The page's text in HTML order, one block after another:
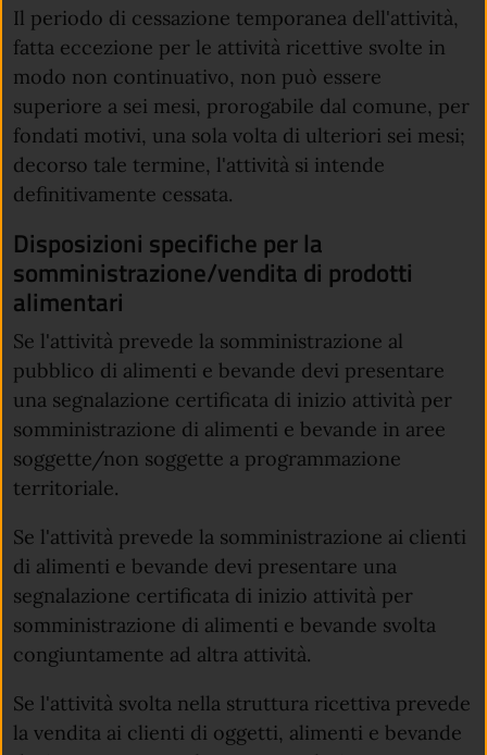
Il periodo di cessazione temporanea dell'attività,
fatta eccezione per le attività ricettive svolte in
modo non continuativo, non può essere
superiore a sei mesi, prorogabile dal comune, per
fondati motivi, una sola volta di ulteriori sei mesi;
decorso tale termine, l'attività si intende
definitivamente cessata.
Disposizioni specifiche per la
somministrazione/vendita di prodotti
alimentari
Se l'attività prevede la somministrazione al
pubblico di alimenti e bevande devi presentare
una segnalazione certificata di inizio attività per
somministrazione di alimenti e bevande in aree
soggette/non soggette a programmazione
territoriale.
Se l'attività prevede la somministrazione ai clienti
di alimenti e bevande devi presentare una
segnalazione certificata di inizio attività per
somministrazione di alimenti e bevande svolta
congiuntamente ad altra attività.
Se l'attività svolta nella struttura ricettiva prevede
la vendita ai clienti di oggetti, alimenti e bevande